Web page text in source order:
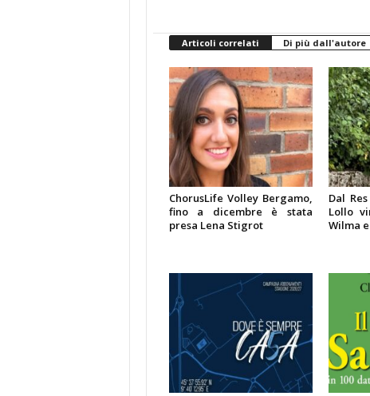
Articoli correlati Di più dall'autore
ChorusLife Volley Bergamo,
fino a dicembre è stata
presa Lena Stigrot
Dal
Lollo
Wilma